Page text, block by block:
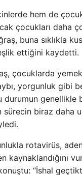
hem de
çocukları daha
buna sıklıkla
ettiğini kaydetti.
çocuklarda
yorgunluk gibi
durumun genellikle
sürecin biraz daha
rotavirüs,
kaynaklandığını
“İshal